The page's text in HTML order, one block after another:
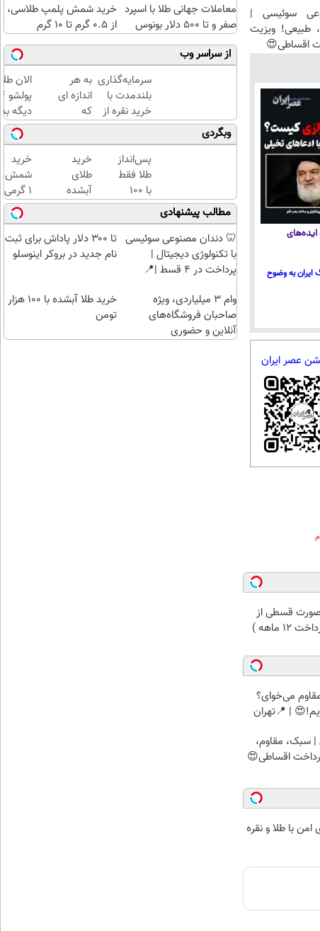
سوئیسی |
طبیعی! ویزیت
اقساطی😍
ایده‌های
ایران به وضوح
عصر ایران
صورت قسطی از
ماهه )
می‌خوای؟
| 📍تهران
سبک، مقاوم،
اقساطی😍
امن با طلا و نقره
معاملات جهانی طلا با اسپرد
صفر و تا ۵۰۰ دلار بونوس
خرید شمش پلمپ طلاسی،
از ۰.۵ گرم تا ۱۰ گرم
از سراسر وب
سرمایه‌گذاری
بلندمدت با
خرید نقره از
دیجی‌کالا
به هر
اندازه ای
که
میخوای
میتونی
طلا بخری
از
سرمایه
ات
محافظت
کنی
الان
دیگه
طلا با
بی‌بهره
وبگردی
پس‌انداز
طلا فقط
با ۱۰۰
هزارتومان
(امن و
راحت)
خرید
طلای
آبشده
حتی با
۱۰۰هزارتومان
خرید
شمش
1 گرمی
از
طلاسی
مطالب پیشنهادی
🦷 دندان مصنوعی سوئیسی
با تکنولوژی دیجیتال |
پرداخت در 4 قسط |📍
تا ۳۰۰ دلار پاداش برای ثبت
نام جدید در بروکر اینوسلو
وام ۳ میلیاردی، ویژه
صاحبان فروشگاه‌های
آنلاین و حضوری
خرید طلا آبشده با 100 هزار
تومن